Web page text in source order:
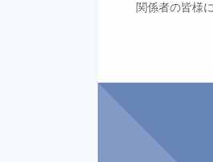
関係者の皆様